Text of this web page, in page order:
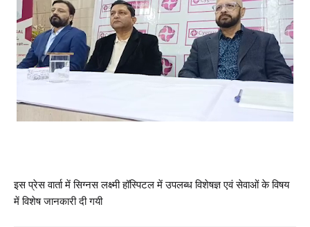
इस प्रेस वार्ता में सिग्नस लक्ष्मी हॉस्पिटल में उपलब्ध विशेषज्ञ एवं सेवाओं के विषय
में विशेष जानकारी दी गयी